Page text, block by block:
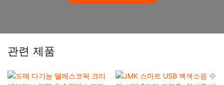
관련 제품